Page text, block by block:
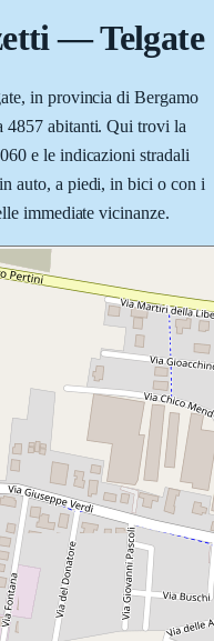
—Telgate
in provincia di Bergamo
4857 abitanti. Qui trovi la
e le indicazioni stradali
auto, a piedi, in bici o con i
immediate vicinanze.